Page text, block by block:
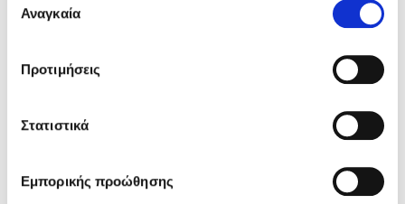
των υπηρεσιών τους.
συγκατάθεσης
Αναγκαία
Προτιμήσεις
Στατιστικά
Εμπορικής προώθησης
Σετ των 2,5kg (A: 1250gr, B: